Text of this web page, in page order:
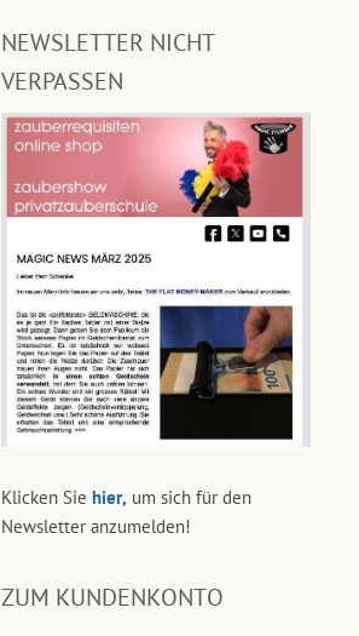
NEWSLETTER NICHT
VERPASSEN
Klicken Sie hier, um sich für den
Newsletter anzumelden!
ZUM KUNDENKONTO